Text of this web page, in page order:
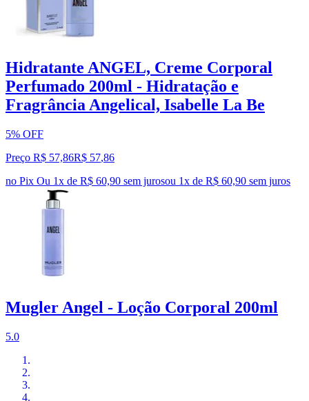
Hidratante ANGEL, Creme Corporal
Perfumado 200ml - Hidratação e
Fragrância Angelical, Isabelle La Be
5% OFF
Preço R$ 57,86R$ 57,86
no Pix Ou 1x de R$ 60,90 sem jurosou 1x de R$ 60,90 sem juros
Mugler Angel - Loção Corporal 200ml
5.0